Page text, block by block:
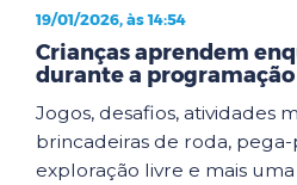
19/01/2026, às 14:54
Crianças aprendem
durante a programação
Jogos, desafios, atividades
brincadeiras de roda,
exploração livre e mais